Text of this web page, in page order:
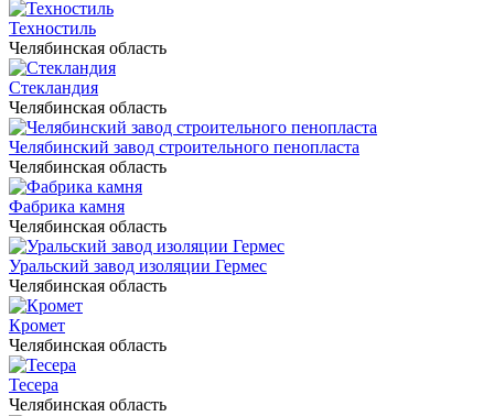
Техностиль
Челябинская область
Стекландия
Челябинская область
Челябинский завод строительного пенопласта
Челябинская область
Фабрика камня
Челябинская область
Уральский завод изоляции Гермес
Челябинская область
Кромет
Челябинская область
Тесера
Челябинская область